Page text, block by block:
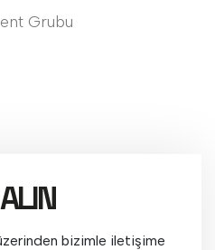
Grubu
bizimle iletişime